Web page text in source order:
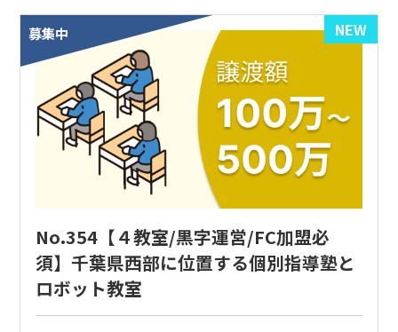
NEW
募集中
No.354【４教室/黒字運営/FC加盟必
須】千葉県西部に位置する個別指導塾と
ロボット教室